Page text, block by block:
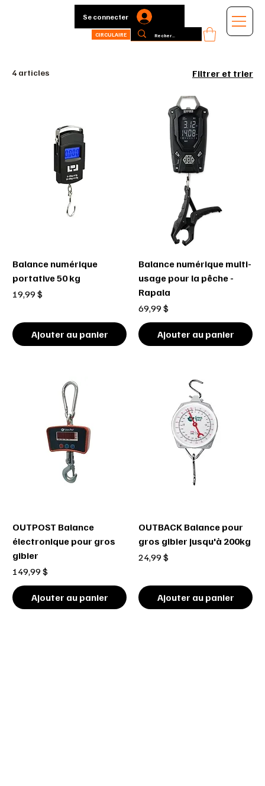
Se connecter
CIRCULAIRE
4 articles Filtrer et trier
Balance numérique
portative 50 kg
Prix
19,99 $
Ajouter au panier
Balance numérique multi-
usage pour la pêche -
Rapala
Prix
69,99 $
Ajouter au panier
OUTPOST Balance
électronique pour gros
gibier
Prix
149,99 $
Ajouter au panier
OUTBACK Balance pour
gros gibier jusqu'à 200kg
Prix
24,99 $
Ajouter au panier